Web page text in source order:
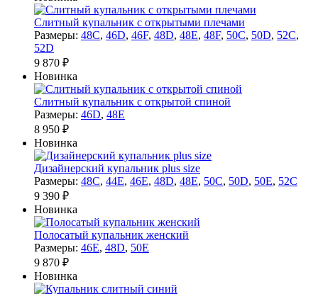
Cлитный купальник с открытыми плечами
Размеры: 48C, 46D, 46F, 48D, 48E, 48F, 50C, 50D, 52C,
52D
9 870 ₽
Новинка
Слитный купальник с открытой спиной
Размеры: 46D, 48E
8 950 ₽
Новинка
Дизайнерский купальник plus size
Размеры: 48C, 44E, 46E, 48D, 48E, 50C, 50D, 50E, 52C
9 390 ₽
Новинка
Полосатый купальник женский
Размеры: 46E, 48D, 50E
9 870 ₽
Новинка